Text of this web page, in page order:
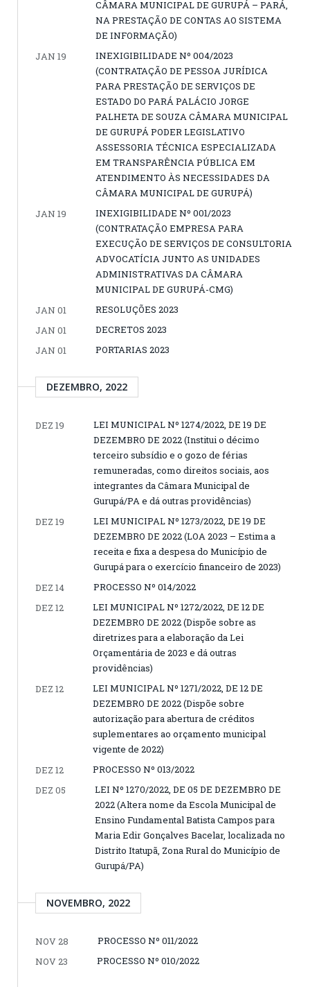
CÂMARA MUNICIPAL DE GURUPÁ – PARÁ,
NA PRESTAÇÃO DE CONTAS AO SISTEMA
DE INFORMAÇÃO)
JAN 19
INEXIGIBILIDADE Nº 004/2023
(CONTRATAÇÃO DE PESSOA JURÍDICA
PARA PRESTAÇÃO DE SERVIÇOS DE
ESTADO DO PARÁ PALÁCIO JORGE
PALHETA DE SOUZA CÂMARA MUNICIPAL
DE GURUPÁ PODER LEGISLATIVO
ASSESSORIA TÉCNICA ESPECIALIZADA
EM TRANSPARÊNCIA PÚBLICA EM
ATENDIMENTO ÀS NECESSIDADES DA
CÂMARA MUNICIPAL DE GURUPÁ)
JAN 19
INEXIGIBILIDADE Nº 001/2023
(CONTRATAÇÃO EMPRESA PARA
EXECUÇÃO DE SERVIÇOS DE CONSULTORIA
ADVOCATÍCIA JUNTO AS UNIDADES
ADMINISTRATIVAS DA CÂMARA
MUNICIPAL DE GURUPÁ-CMG)
JAN 01
RESOLUÇÕES 2023
JAN 01
DECRETOS 2023
JAN 01
PORTARIAS 2023
DEZEMBRO, 2022
DEZ 19
LEI MUNICIPAL Nº 1274/2022, DE 19 DE
DEZEMBRO DE 2022 (Institui o décimo
terceiro subsídio e o gozo de férias
remuneradas, como direitos sociais, aos
integrantes da Câmara Municipal de
Gurupá/PA e dá outras providências)
DEZ 19
LEI MUNICIPAL Nº 1273/2022, DE 19 DE
DEZEMBRO DE 2022 (LOA 2023 – Estima a
receita e fixa a despesa do Município de
Gurupá para o exercício financeiro de 2023)
DEZ 14
PROCESSO Nº 014/2022
DEZ 12
LEI MUNICIPAL Nº 1272/2022, DE 12 DE
DEZEMBRO DE 2022 (Dispõe sobre as
diretrizes para a elaboração da Lei
Orçamentária de 2023 e dá outras
providências)
DEZ 12
LEI MUNICIPAL Nº 1271/2022, DE 12 DE
DEZEMBRO DE 2022 (Dispõe sobre
autorização para abertura de créditos
suplementares ao orçamento municipal
vigente de 2022)
DEZ 12
PROCESSO Nº 013/2022
DEZ 05
LEI Nº 1270/2022, DE 05 DE DEZEMBRO DE
2022 (Altera nome da Escola Municipal de
Ensino Fundamental Batista Campos para
Maria Edir Gonçalves Bacelar, localizada no
Distrito Itatupã, Zona Rural do Município de
Gurupá/PA)
NOVEMBRO, 2022
NOV 28
PROCESSO Nº 011/2022
NOV 23
PROCESSO Nº 010/2022